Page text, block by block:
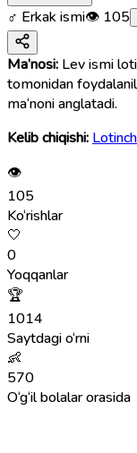
♂ Erkak ismi👁 105
Ma’nosi: Lev ismi
tomonidan
ma‘noni anglatadi.
Kelib chiqishi:
👁
105
Ko‘rishlar
🤍
0
Yoqqanlar
🏆
1014
Saytdagi o‘rni
👶
570
O‘g‘il bolalar orasida